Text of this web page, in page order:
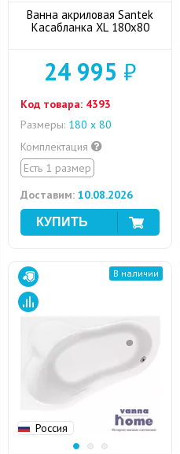
Ванна акриловая Santek
Касабланка XL 180x80
24 995 ₽
Код товара: 4393
Размеры: 180 x 80
Комплектация
Есть 1 размер
Доставим: 10.08.2026
Россия
В наличии